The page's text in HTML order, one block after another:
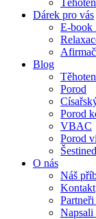
Dárek pro vás
E-
Blog
Porod
Porod
VBAC
Porod
O nás
Náš
Kontakt
Napsali